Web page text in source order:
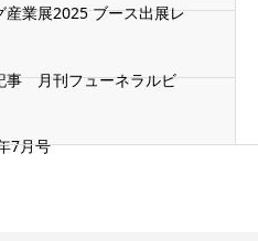
産業展2025 ブース出展レ
事 月刊フューネラルビ
7月号